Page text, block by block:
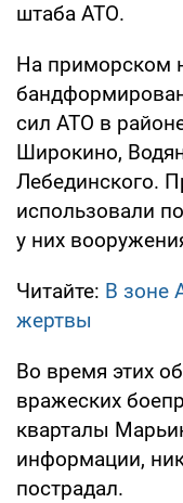
штаба АТО.
На приморском
сил АТО в
Широкино,
Лебединского.
использовали
у них
Читайте: В зоне
жертвы
Во время этих
вражеских
кварталы
информации,
пострадал.